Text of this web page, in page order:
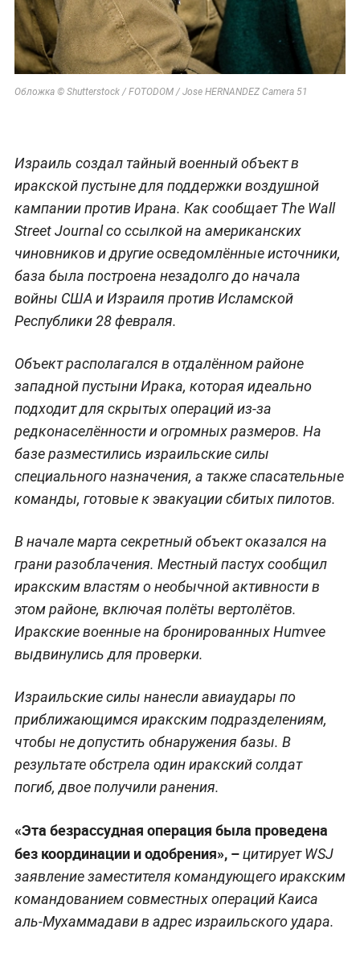
Обложка © Shutterstock / FOTODOM / Jose HERNANDEZ Camera 51
Израиль создал тайный военный объект в
иракской пустыне для поддержки воздушной
кампании против Ирана. Как сообщает The Wall
Street Journal со ссылкой на американских
чиновников и другие осведомлённые источники,
база была построена незадолго до начала
войны США и Израиля против Исламской
Республики 28 февраля.
Объект располагался в отдалённом районе
западной пустыни Ирака, которая идеально
подходит для скрытых операций из-за
редконаселённости и огромных размеров. На
базе разместились израильские силы
специального назначения, а также спасательные
команды, готовые к эвакуации сбитых пилотов.
В начале марта секретный объект оказался на
грани разоблачения. Местный пастух сообщил
иракским властям о необычной активности в
этом районе, включая полёты вертолётов.
Иракские военные на бронированных Humvee
выдвинулись для проверки.
Израильские силы нанесли авиаудары по
приближающимся иракским подразделениям,
чтобы не допустить обнаружения базы. В
результате обстрела один иракский солдат
погиб, двое получили ранения.
«Эта безрассудная операция была проведена
без координации и одобрения», –цитирует WSJ
заявление заместителя командующего иракским
командованием совместных операций Каиса
аль-Мухаммадави в адрес израильского удара.